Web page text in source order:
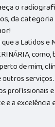
o
da
que a Latidos e
de mim,
profissionais
e a